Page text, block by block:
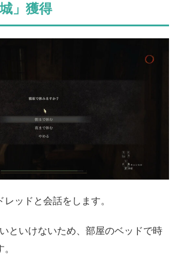
」獲得
ッドと会話をします。
といけないため、部屋のベッドで時